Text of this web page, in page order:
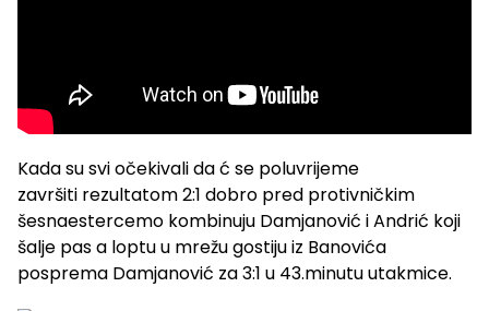
Kada su svi očekivali da ć se poluvrijeme
završiti rezultatom 2:1 dobro pred protivničkim
šesnaestercemo kombinuju Damjanović i Andrić koji
šalje pas a loptu u mrežu gostiju iz Banovića
posprema Damjanović za 3:1 u 43.minutu utakmice.